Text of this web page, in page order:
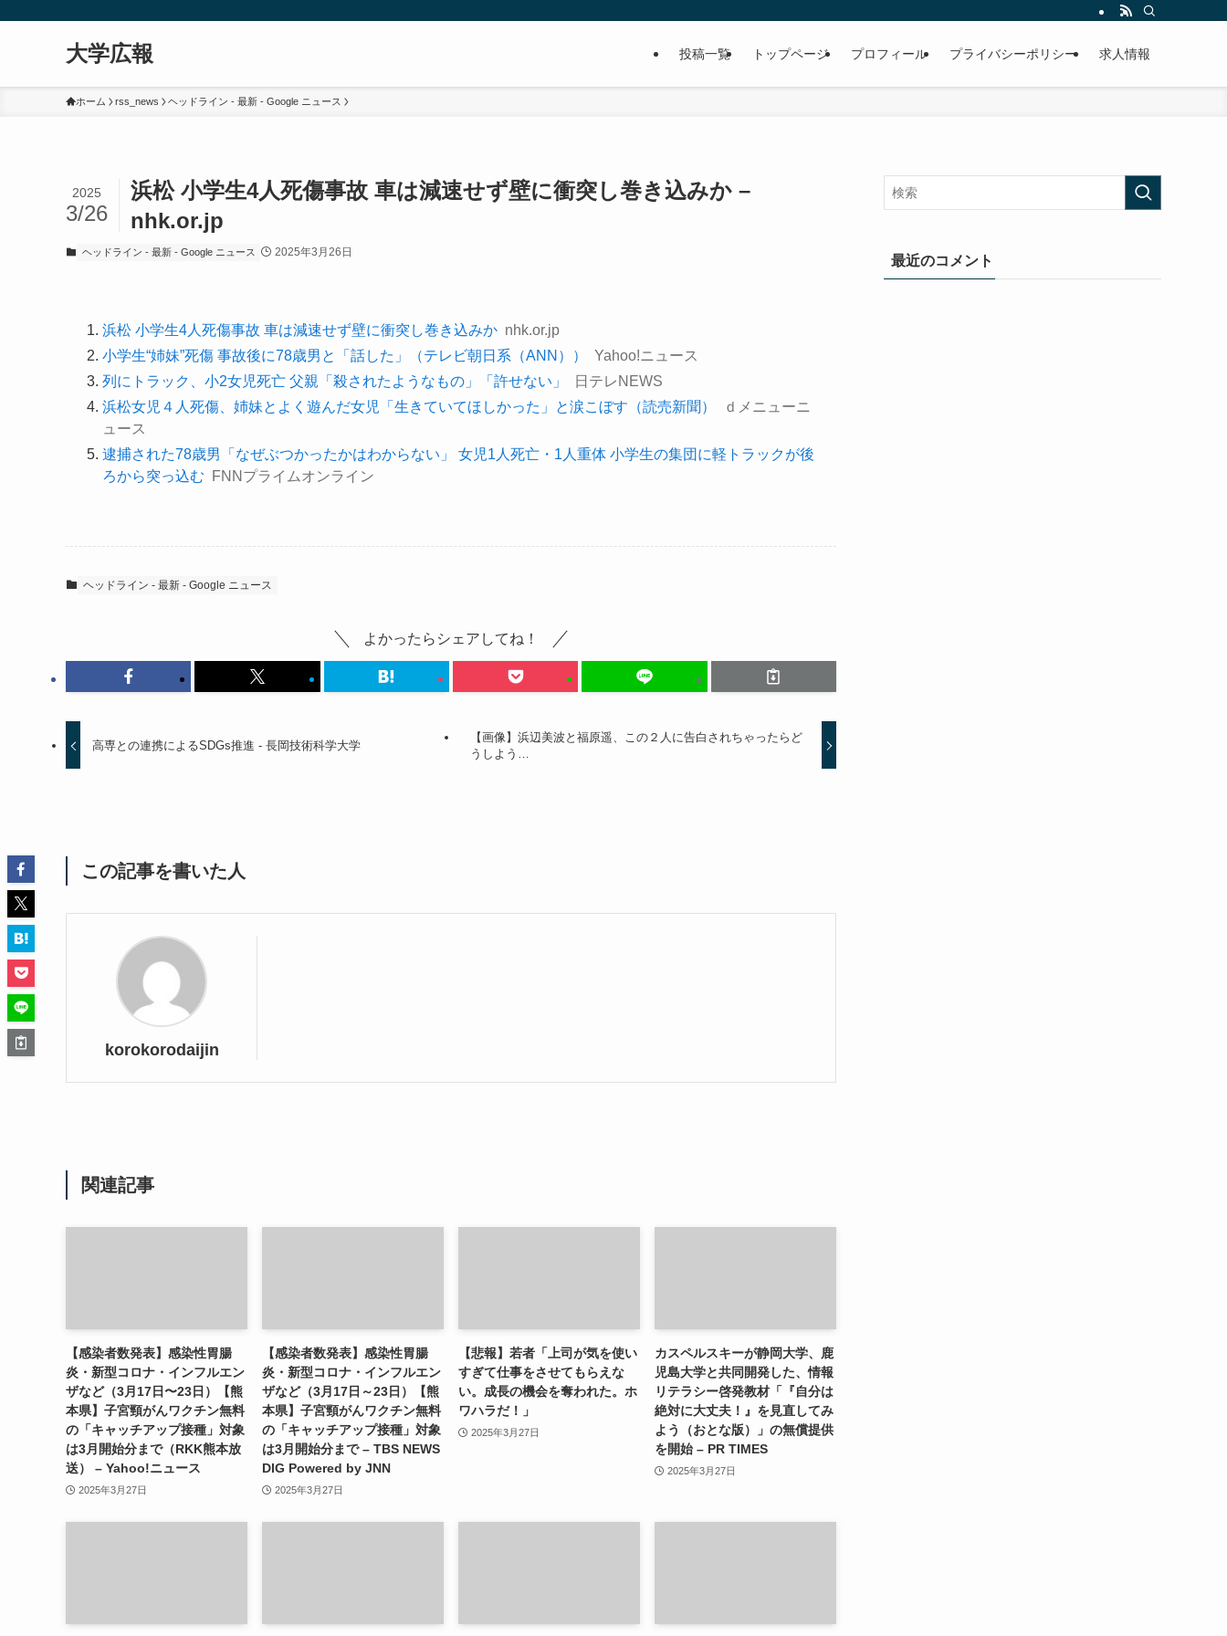
大学広報 投稿一覧 トップページ プロフィール プライバシーポリシー 求人情報
ホーム rss_news ヘッドライン - 最新 - Google ニュース
浜松 小学生4人死傷事故 車は減速せず壁に衝突し巻き込みか –
nhk.or.jp
2025
3/26
ヘッドライン - 最新 - Google ニュース 2025年3月26日
浜松 小学生4人死傷事故 車は減速せず壁に衝突し巻き込みか nhk.or.jp
小学生“姉妹”死傷 事故後に78歳男と「話した」（テレビ朝日系（ANN））
Yahoo!ニュース
列にトラック、小2女児死亡 父親「殺されたようなもの」「許せない」
日テレNEWS
浜松女児４人死傷、姉妹とよく遊んだ女児「生きていてほしかった」と涙こぼす（読売新聞）
ｄメニューニ
ュース
逮捕された78歳男「なぜぶつかったかはわからない」 女児1人死亡・1人重体 小学生の集団に軽トラックが後
ろから突っ込む
FNNプライムオンライン
ヘッドライン - 最新 - Google ニュース
よかったらシェアしてね！
高専との連携によるSDGs推進 - 長岡技術科学大学
【画像】浜辺美波と福原遥、この２人に告白されちゃったらど
うしよう…
この記事を書いた人
korokorodaijin
関連記事
【感染者数発表】感染性胃腸
炎・新型コロナ・インフルエン
ザなど（3月17日〜23日）【熊
本県】子宮頸がんワクチン無料
の「キャッチアップ接種」対象
は3月開始分まで（RKK熊本放
送） – Yahoo!ニュース
2025年3月27日
【感染者数発表】感染性胃腸
炎・新型コロナ・インフルエン
ザなど（3月17日～23日）【熊
本県】子宮頸がんワクチン無料
の「キャッチアップ接種」対象
は3月開始分まで – TBS NEWS
DIG Powered by JNN
2025年3月27日
【悲報】若者「上司が気を使い
すぎて仕事をさせてもらえな
い。成長の機会を奪われた。ホ
ワハラだ！」
2025年3月27日
カスペルスキーが静岡大学、鹿
児島大学と共同開発した、情報
リテラシー啓発教材「『自分は
絶対に大丈夫！』を見直してみ
よう（おとな版）」の無償提供
を開始 – PR TIMES
2025年3月27日
最近のコメント